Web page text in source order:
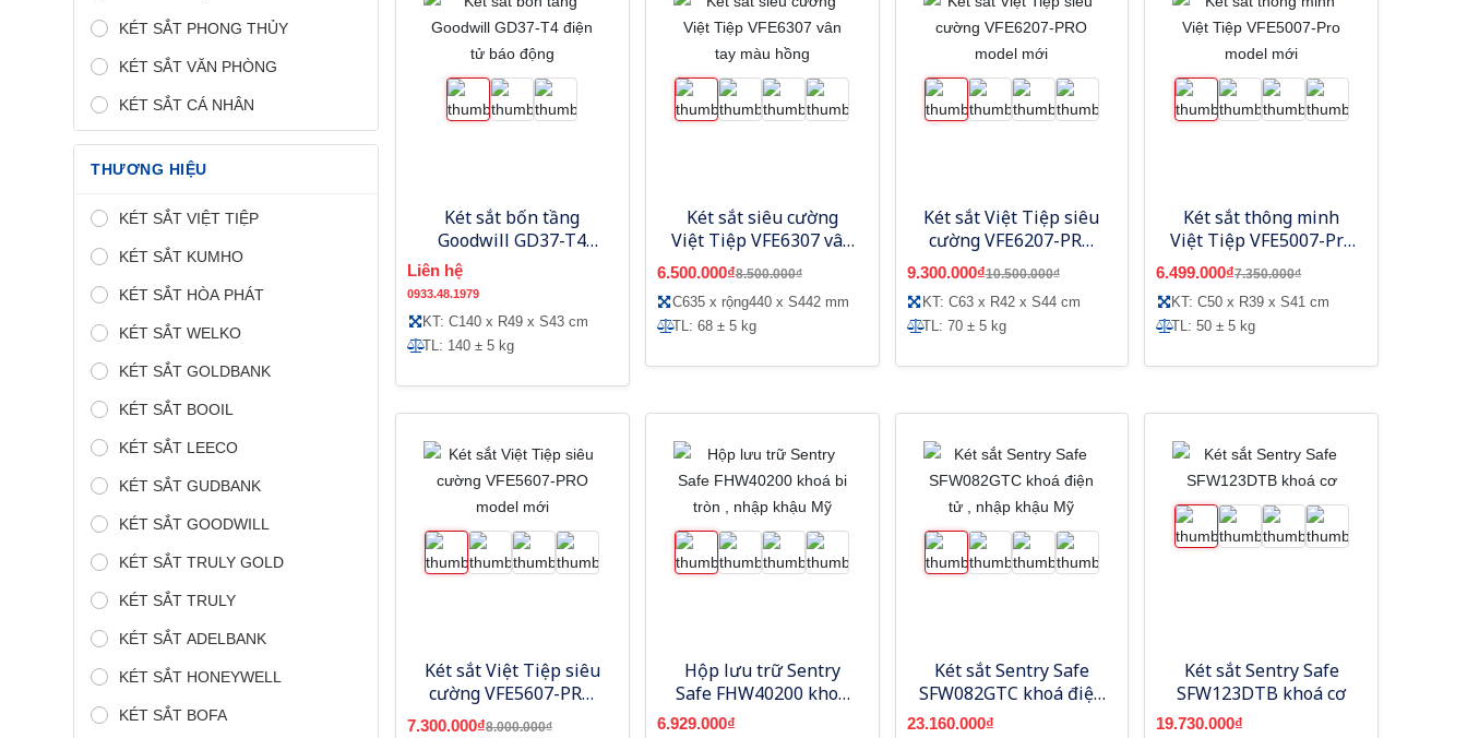
KÉT SẮT PHONG THỦY
KÉT SẮT VĂN PHÒNG
KÉT SẮT CÁ NHÂN
THƯƠNG HIỆU
KÉT SẮT VIỆT TIỆP
KÉT SẮT KUMHO
KÉT SẮT HÒA PHÁT
KÉT SẮT WELKO
KÉT SẮT GOLDBANK
KÉT SẮT BOOIL
KÉT SẮT LEECO
KÉT SẮT GUDBANK
KÉT SẮT GOODWILL
KÉT SẮT TRULY GOLD
KÉT SẮT TRULY
KÉT SẮT ADELBANK
KÉT SẮT HONEYWELL
KÉT SẮT BOFA
Két sắt bốn tầng
Goodwill GD37-T4
điện tử báo động
Liên hệ
0933.48.1979
KT: C140 x R49 x S43 cm
TL: 140 ± 5 kg
Két sắt siêu cường
Việt Tiệp VFE6307 vân
tay màu hồng
6.500.000₫8.500.000₫
C635 x rộng440 x S442 mm
TL: 68 ± 5 kg
Két sắt Việt Tiệp siêu
cường VFE6207-PRO
model mới
9.300.000₫10.500.000₫
KT: C63 x R42 x S44 cm
TL: 70 ± 5 kg
Két sắt thông minh
Việt Tiệp VFE5007-Pro
model mới
6.499.000₫7.350.000₫
KT: C50 x R39 x S41 cm
TL: 50 ± 5 kg
Két sắt Việt Tiệp siêu
cường VFE5607-PRO
model mới
7.300.000₫8.000.000₫
Hộp lưu trữ Sentry
Safe FHW40200 khoá
bi tròn , nhập khậu Mỹ
6.929.000₫
Két sắt Sentry Safe
SFW082GTC khoá điện
tử , nhập khậu Mỹ
23.160.000₫
Két sắt Sentry Safe
SFW123DTB khoá cơ
19.730.000₫